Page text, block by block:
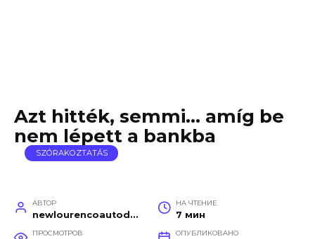
Azt hitték, semmi… amíg be
nem lépett a bankba
SZÓRAKOZTATÁS
АВТОР
newlourencoautodetail
НА ЧТЕНИЕ
7 мин
ПРОСМОТРОВ ОПУБЛИКОВАНО